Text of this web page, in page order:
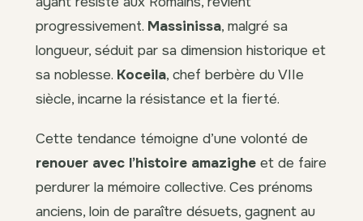
progressivement. Massinissa, malgré sa
longueur, séduit par sa dimension historique et
sa noblesse. Koceila, chef berbère du VIIe
siècle, incarne la résistance et la fierté.
Cette tendance témoigne d’une volonté de
renouer avec l’histoire amazighe et de faire
perdurer la mémoire collective. Ces prénoms
anciens, loin de paraître désuets, gagnent au